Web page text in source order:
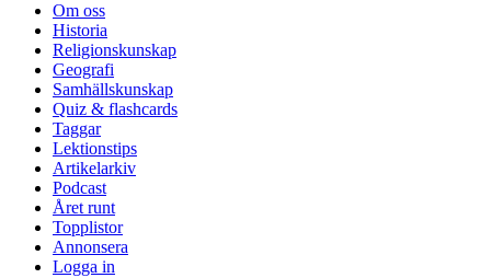
Om oss
Historia
Religionskunskap
Geografi
Samhällskunskap
Quiz & flashcards
Taggar
Lektionstips
Artikelarkiv
Podcast
Året runt
Topplistor
Annonsera
Logga in